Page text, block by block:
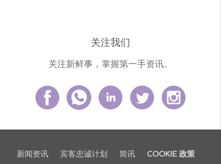
关注我们
关注新鲜事，掌握第一手资讯。
新闻资讯 宾客忠诚计划 简讯 COOKIE 政策